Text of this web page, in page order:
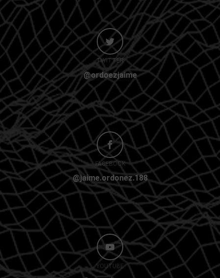
TWITTER
@ordoezjaime
FACEBOOK
@jaime.ordonez.188
YOUTUBE